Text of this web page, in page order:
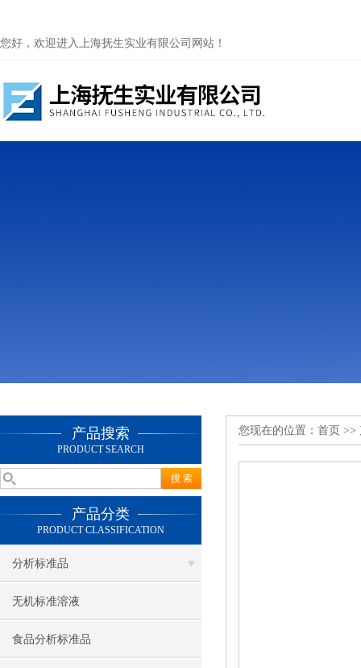
您好，欢迎进入上海抚生实业有限公司网站！
产品搜索
PRODUCT SEARCH
产品分类
PRODUCT CLASSIFICATION
分析标准品
无机标准溶液
食品分析标准品
您现在的位置： 首页 >>